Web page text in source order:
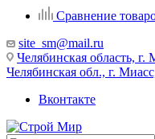
Сравнение
site_sm@mail.ru
Челябинская область, г.
Челябинская обл., г.
Вконтакте